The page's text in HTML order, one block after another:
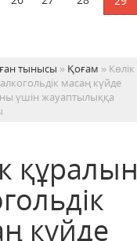
тынысы » Қоғам » Көлік
масаң күйде
үшін жауаптылыққа
құралын
күйде